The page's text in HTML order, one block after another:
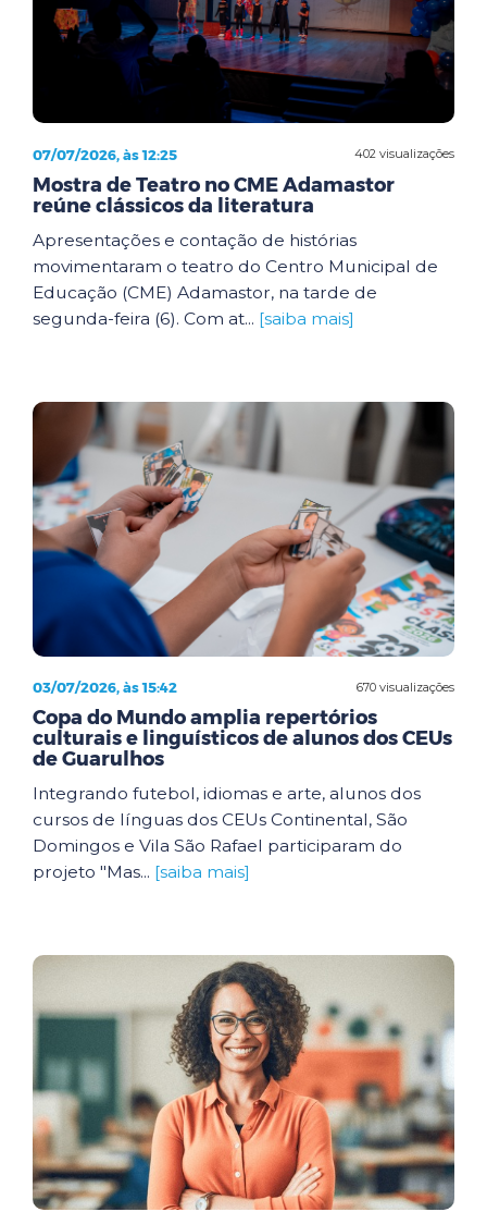
402 visualizações
07/07/2026, às 12:25
Mostra de Teatro no CME Adamastor
reúne clássicos da literatura
Apresentações e contação de histórias
movimentaram o teatro do Centro Municipal de
Educação (CME) Adamastor, na tarde de
segunda-feira (6). Com at... [saiba mais]
670 visualizações
03/07/2026, às 15:42
Copa do Mundo amplia repertórios
culturais e linguísticos de alunos dos CEUs
de Guarulhos
Integrando futebol, idiomas e arte, alunos dos
cursos de línguas dos CEUs Continental, São
Domingos e Vila São Rafael participaram do
projeto "Mas... [saiba mais]